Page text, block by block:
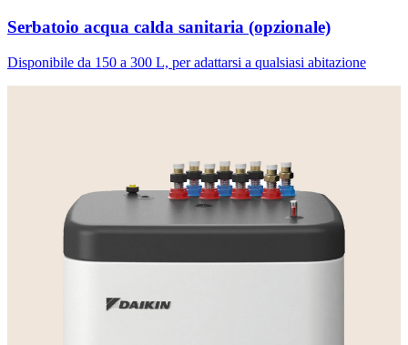
Serbatoio acqua calda sanitaria (opzionale)
Disponibile da 150 a 300 L, per adattarsi a qualsiasi abitazione